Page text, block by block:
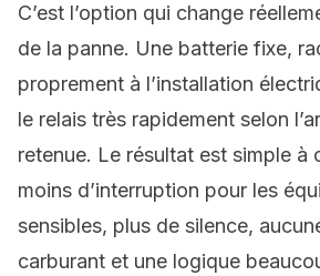
C’est l’option qui change
de la panne. Une batterie fixe,
proprement à l’installation
le relais très rapidement selon
retenue. Le résultat est simple à
moins d’interruption pour les
sensibles, plus de silence,
carburant et une logique